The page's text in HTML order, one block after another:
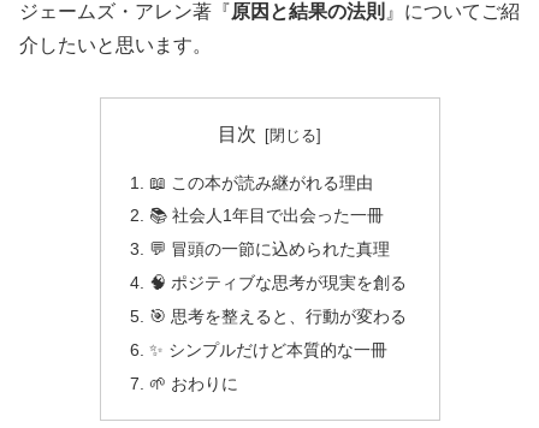
ジェームズ・アレン著『原因と結果の法則 』についてご紹
介したいと思います。
目次
📖 この本が読み継がれる理由
📚 社会人1年目で出会った一冊
💬 冒頭の一節に込められた真理
🧠 ポジティブな思考が現実を創る
🎯 思考を整えると、行動が変わる
✨ シンプルだけど本質的な一冊
🌱 おわりに